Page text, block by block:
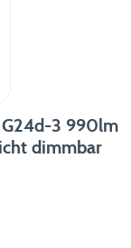
3 990lm
dimmbar